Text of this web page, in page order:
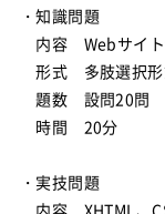
・知識問題
内容 Webサイト
形式 多肢選択
題数 設問20問
時間 20分
・実技問題
内容 XHTML、